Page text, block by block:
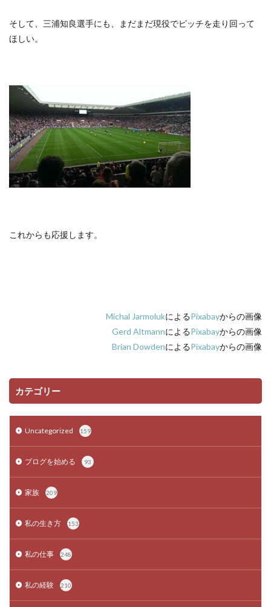
そして、三浦知良選手にも、まだまだ現役でピッチを走り回って
ほしい。
これからも応援します。
Michal JarmolukによるPixabayからの画像
Gerd AltmannによるPixabayからの画像
Brian DowdenによるPixabayからの画像
カテゴリー
Uncategorized 159
ブログを始める 93
家族 209
私の生き方 153
私の仕事 248
私の経験 210